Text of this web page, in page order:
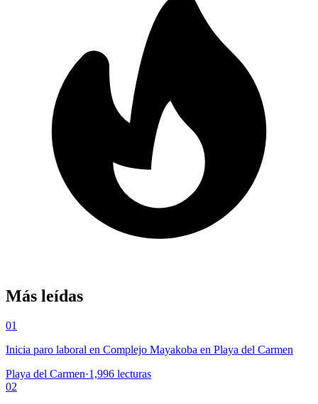
Más leídas
01
Inicia paro laboral en Complejo Mayakoba en Playa del Carmen
Playa del Carmen·1,996 lecturas
02